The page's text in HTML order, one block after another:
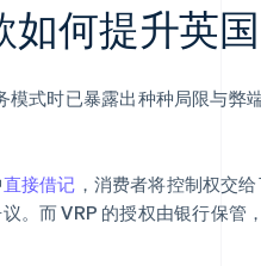
如何提升英
模式时已暴露出种种局限与弊
直接借记 ，消费者将控制权交
。而 VRP 的授权由银行保管